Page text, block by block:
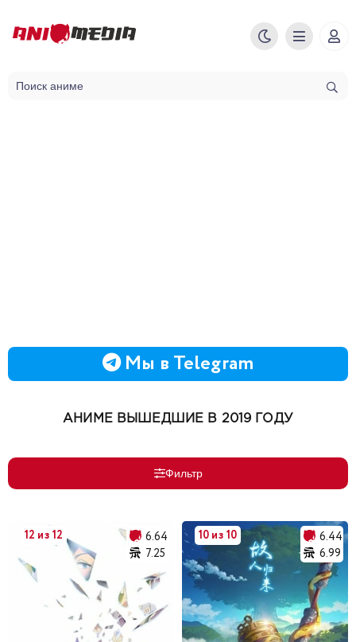
Мы в Telegram
АНИМЕ ВЫШЕДШИЕ В 2019 ГОДУ
Фильтр
12 из 12
6.64
7.25
10 из 10
6.44
6.99